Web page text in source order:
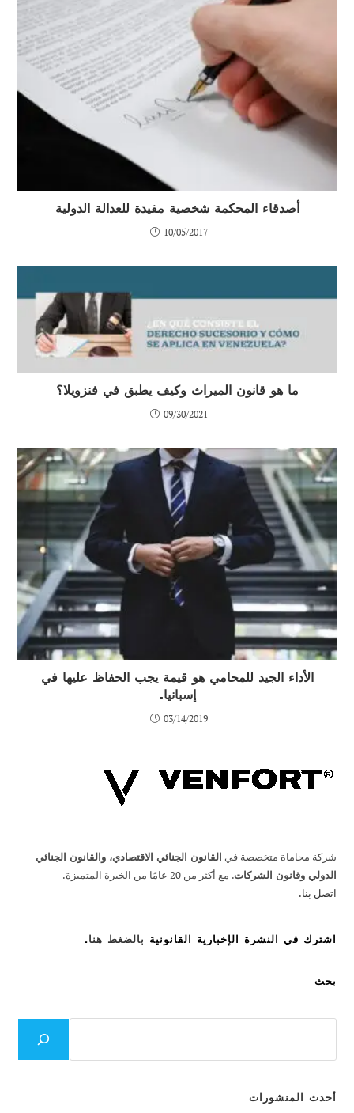
أصدقاء المحكمة شخصية مفيدة للعدالة الدولية
10/05/2017
ما هو قانون الميراث وكيف يطبق في فنزويلا؟
09/30/2021
الأداء الجيد للمحامي هو قيمة يجب الحفاظ عليها في
إسبانيا.
03/14/2019
شركة محاماة متخصصة في القانون الجنائي الاقتصادي، والقانون الجنائي
الدولي وقانون الشركات. مع أكثر من 20 عامًا من الخبرة المتميزة.
اتصل بنا.
اشترك في النشرة الإخبارية القانونية بالضغط هنا.
بحث
أحدث المنشورات